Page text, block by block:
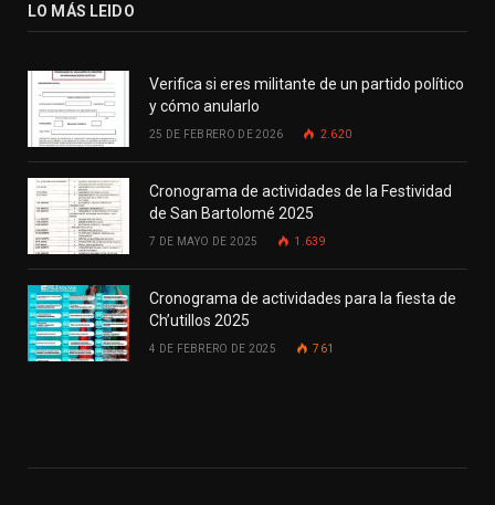
LO MÁS LEIDO
Verifica si eres militante de un partido político
y cómo anularlo
25 DE FEBRERO DE 2026 2.620
Cronograma de actividades de la Festividad
de San Bartolomé 2025
7 DE MAYO DE 2025 1.639
Cronograma de actividades para la fiesta de
Ch’utillos 2025
4 DE FEBRERO DE 2025 761